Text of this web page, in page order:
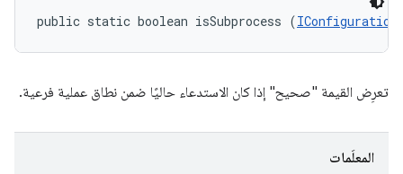
public static boolean isSubprocess (IConfiguration
تعرِض القيمة "صحيح" إذا كان الاستدعاء حاليًا ضمن نطاق عملية فرعية.
المعلَمات